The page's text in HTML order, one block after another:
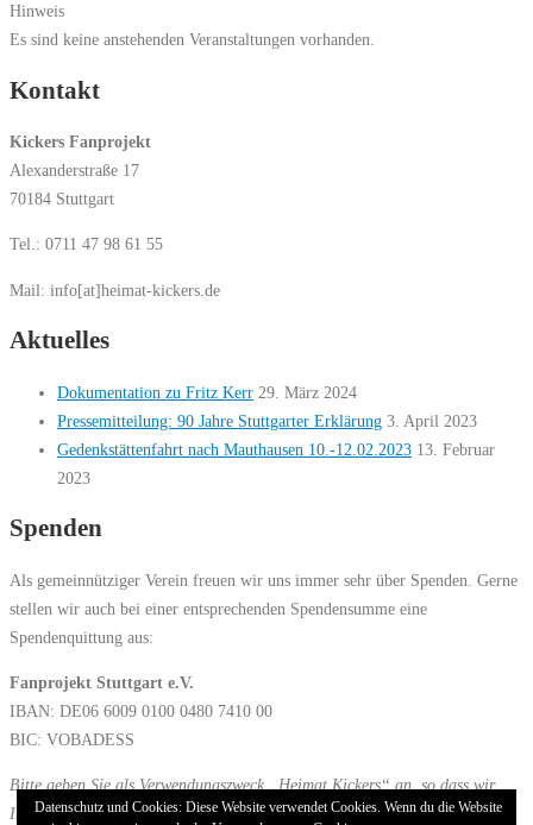
Hinweis
Es sind keine anstehenden Veranstaltungen vorhanden.
Kontakt
Kickers Fanprojekt
Alexanderstraße 17
70184 Stuttgart
Tel.: 0711 47 98 61 55
Mail: info[at]heimat-kickers.de
Aktuelles
Dokumentation zu Fritz Kerr 29. März 2024
Pressemitteilung: 90 Jahre Stuttgarter Erklärung 3. April 2023
Gedenkstättenfahrt nach Mauthausen 10.-12.02.2023 13. Februar
2023
Spenden
Als gemeinnütziger Verein freuen wir uns immer sehr über Spenden. Gerne
stellen wir auch bei einer entsprechenden Spendensumme eine
Spendenquittung aus:
Fanprojekt Stuttgart e.V.
IBAN: DE06 6009 0100 0480 7410 00
BIC: VOBADESS
Bitte geben Sie als Verwendungszweck „Heimat Kickers“ an, so dass wir
Ihre Spende zuordnen können.
Datenschutz und Cookies: Diese Website verwendet Cookies. Wenn du die Website